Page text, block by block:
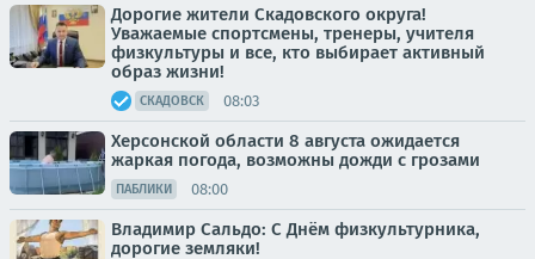
Дорогие жители Скадовского округа!
Уважаемые спортсмены, тренеры, учителя
физкультуры и все, кто выбирает активный
образ жизни!
СКАДОВСК 08:03
Херсонской области 8 августа ожидается
жаркая погода, возможны дожди с грозами
ПАБЛИКИ 08:00
Владимир Сальдо: С Днём физкультурника,
дорогие земляки!